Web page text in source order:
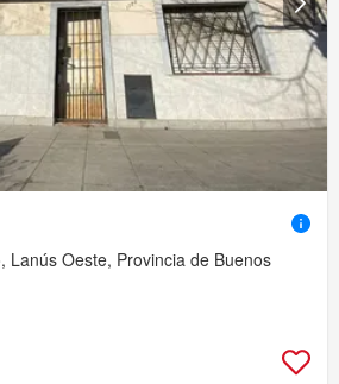
Lanús Oeste, Provincia de Buenos